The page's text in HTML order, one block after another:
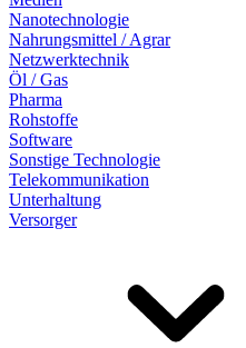
Nanotechnologie
Nahrungsmittel / Agrar
Netzwerktechnik
Öl / Gas
Pharma
Rohstoffe
Software
Sonstige Technologie
Telekommunikation
Unterhaltung
Versorger